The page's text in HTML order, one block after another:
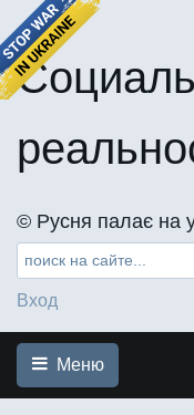
©️ Русня палає на
Вход
Меню